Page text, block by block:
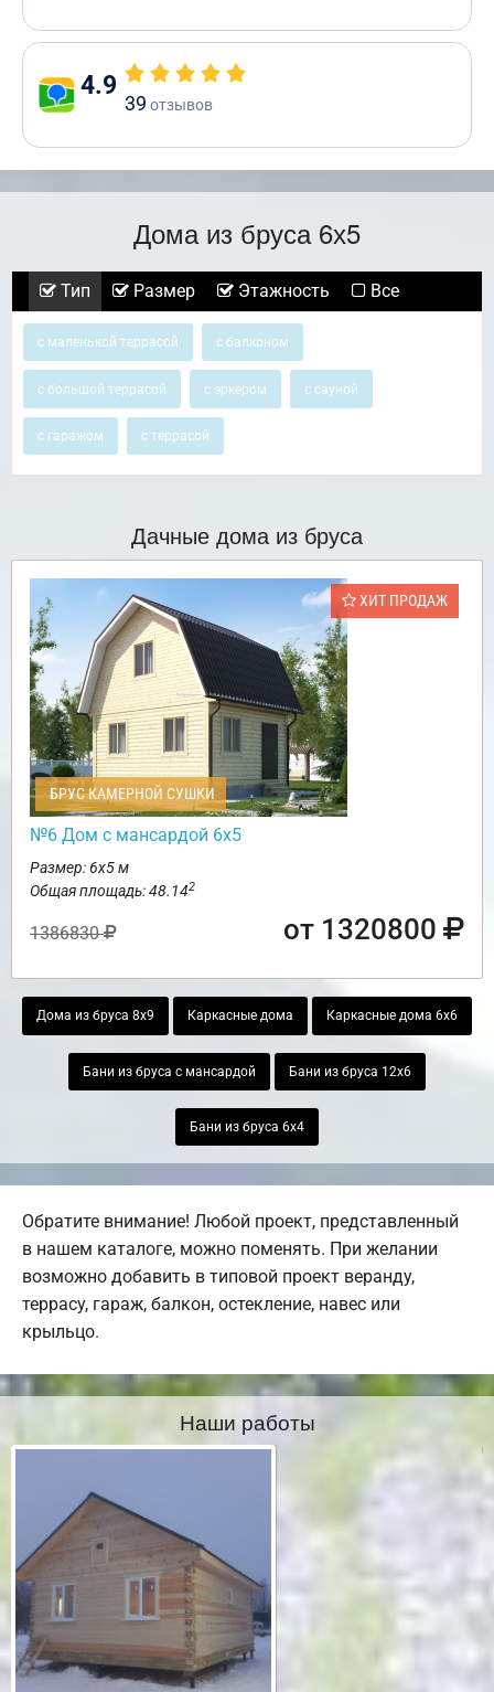
4.9
39 отзывов
Дома из бруса 6х5
Тип Размер Этажность Все
с маленькой террасой с балконом
с большой террасой с эркером с сауной
с гаражом с террасой
Дачные дома из бруса
ХИТ ПРОДАЖ
БРУС КАМЕРНОЙ СУШКИ
№6 Дом с мансардой 6х5
Размер: 6х5 м
Общая площадь: 48.142
1386830 от 1320800
Дома из бруса 8х9 Каркасные дома Каркасные дома 6х6
Бани из бруса с мансардой Бани из бруса 12х6
Бани из бруса 6х4
Обратите внимание! Любой проект, представленный
в нашем каталоге, можно поменять. При желании
возможно добавить в типовой проект веранду,
террасу, гараж, балкон, остекление, навес или
крыльцо.
Наши работы